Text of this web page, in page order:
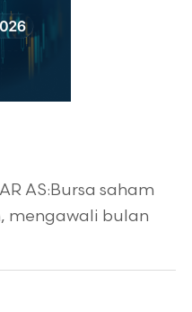
AS:Bursa saham
mengawali bulan